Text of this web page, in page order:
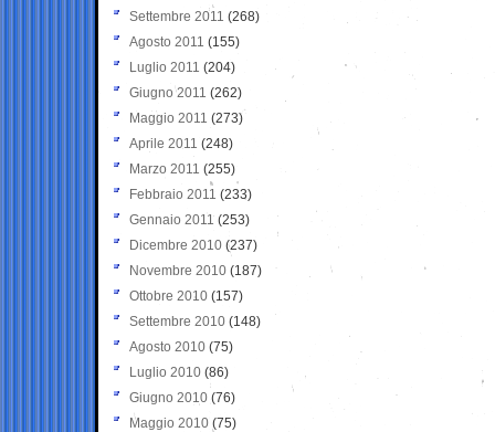
Settembre 2011 (268)
Agosto 2011 (155)
Luglio 2011 (204)
Giugno 2011 (262)
Maggio 2011 (273)
Aprile 2011 (248)
Marzo 2011 (255)
Febbraio 2011 (233)
Gennaio 2011 (253)
Dicembre 2010 (237)
Novembre 2010 (187)
Ottobre 2010 (157)
Settembre 2010 (148)
Agosto 2010 (75)
Luglio 2010 (86)
Giugno 2010 (76)
Maggio 2010 (75)